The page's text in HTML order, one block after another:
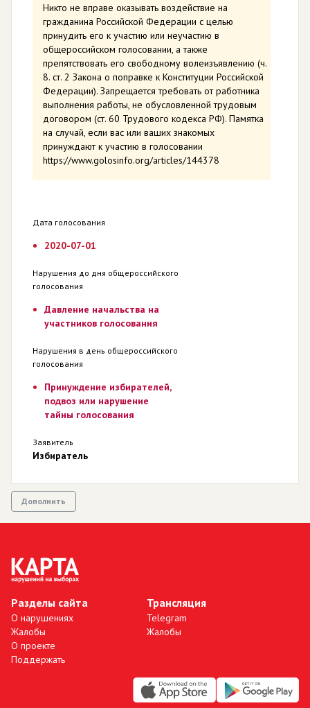
Никто не вправе оказывать воздействие на
гражданина Российской Федерации с целью
принудить его к участию или неучастию в
общероссийском голосовании, а также
препятствовать его свободному волеизъявлению (ч.
8. ст. 2 Закона о поправке к Конституции Российской
Федерации). Запрещается требовать от работника
выполнения работы, не обусловленной трудовым
договором (ст. 60 Трудового кодекса РФ). Памятка
на случай, если вас или ваших знакомых
принуждают к участию в голосовании
https://www.golosinfo.org/articles/144378
Дата голосования
2020-07-01
Нарушения до дня общероссийского
голосования
Давление начальства на
участников голосования
Нарушения в день общероссийского
голосования
Принуждение избирателей,
подвоз или нарушение
тайны голосования
Заявитель
Избиратель
Дополнить
Разделы сайта
О нарушениях
Жалобы
О проекте
Поддержать
Трансляция
Telegram
Жалобы